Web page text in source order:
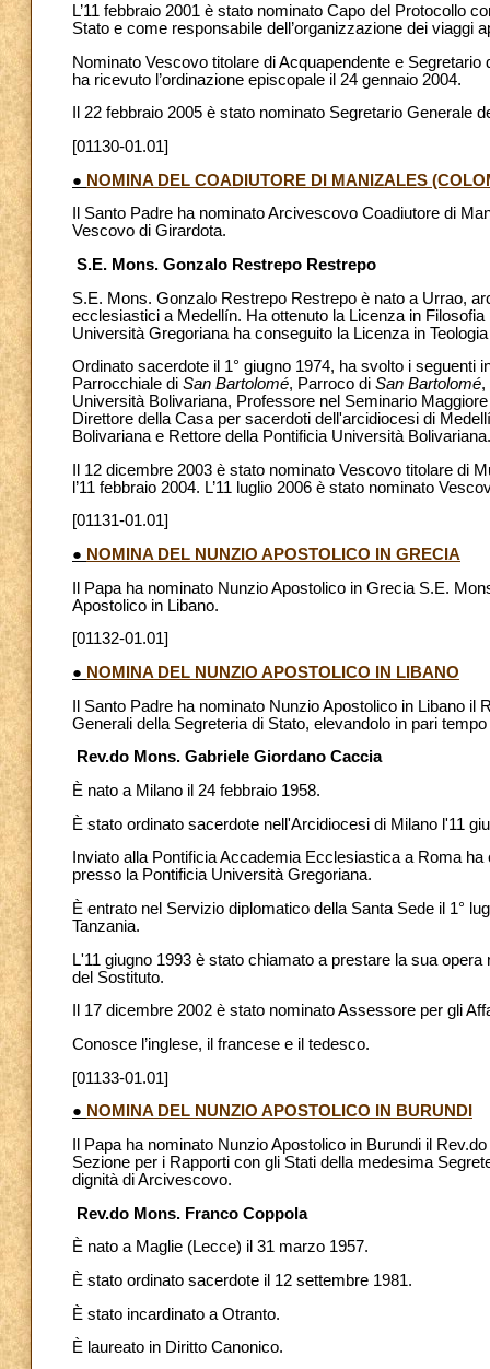
L’11 febbraio 2001 è stato nominato Capo del Protocollo
Stato e come responsabile dell’organizzazione dei viaggi
Nominato Vescovo titolare di Acquapendente e
ha ricevuto l’ordinazione episcopale il 24 gennaio 2004.
Il 22 febbraio 2005 è stato nominato Segretario Generale
[01130-01.01]
● NOMINA DEL COADIUTORE DI MANIZALES
Il Santo Padre ha nominato Arcivescovo Coadiutore di
Vescovo di Girardota.
S.E. Mons. Gonzalo Restrepo Restrepo
S.E. Mons. Gonzalo Restrepo Restrepo è nato a Urrao,
ecclesiastici a Medellín. Ha ottenuto la Licenza in
Università Gregoriana ha conseguito la Licenza in
Ordinato sacerdote il 1° giugno 1974, ha svolto i seguenti
Parrocchiale di San Bartolomé, Parroco di San Bartolomé,
Università Bolivariana, Professore nel Seminario
Direttore della Casa per sacerdoti dell'arcidiocesi di
Bolivariana e Rettore della Pontificia Università Bolivariana.
Il 12 dicembre 2003 è stato nominato Vescovo titolare di
l’11 febbraio 2004. L’11 luglio 2006 è stato nominato
[01131-01.01]
● NOMINA DEL NUNZIO APOSTOLICO IN GRECIA
Il Papa ha nominato Nunzio Apostolico in Grecia S.E.
Apostolico in Libano.
[01132-01.01]
● NOMINA DEL NUNZIO APOSTOLICO IN LIBANO
Il Santo Padre ha nominato Nunzio Apostolico in Libano
Generali della Segreteria di Stato, elevandolo in pari
Rev.do Mons. Gabriele Giordano Caccia
È nato a Milano il 24 febbraio 1958.
È stato ordinato sacerdote nell'Arcidiocesi di Milano l'11
Inviato alla Pontificia Accademia Ecclesiastica a Roma
presso la Pontificia Università Gregoriana.
È entrato nel Servizio diplomatico della Santa Sede il 1°
Tanzania.
L'11 giugno 1993 è stato chiamato a prestare la sua
del Sostituto.
Il 17 dicembre 2002 è stato nominato Assessore per gli
Conosce l’inglese, il francese e il tedesco.
[01133-01.01]
● NOMINA DEL NUNZIO APOSTOLICO IN BURUNDI
Il Papa ha nominato Nunzio Apostolico in Burundi il
Sezione per i Rapporti con gli Stati della medesima
dignità di Arcivescovo.
Rev.do Mons. Franco Coppola
È nato a Maglie (Lecce) il 31 marzo 1957.
È stato ordinato sacerdote il 12 settembre 1981.
È stato incardinato a Otranto.
È laureato in Diritto Canonico.